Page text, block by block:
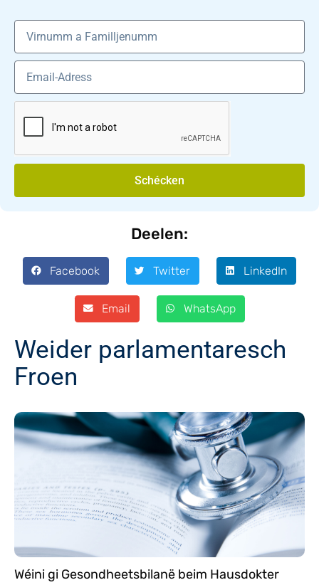
Schécken
Deelen:
Facebook Twitter LinkedIn
Email WhatsApp
Weider parlamentaresch
Froen
Wéini gi Gesondheetsbilanë beim Hausdokter